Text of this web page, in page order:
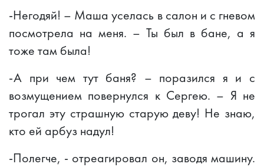
-Негодяй! – Маша уселась в салон и с гневом
посмотрела на меня. – Ты был в бане, а я
тоже там была!
-А при чем тут баня? – поразился я и с
возмущением повернулся к Сергею. – Я не
трогал эту страшную старую деву! Не знаю,
кто ей арбуз надул!
-Полегче, - отреагировал он, заводя машину.